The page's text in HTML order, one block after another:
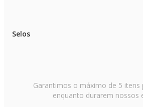
Selos
Garantimos o máximo de 5
enquanto durarem nossos